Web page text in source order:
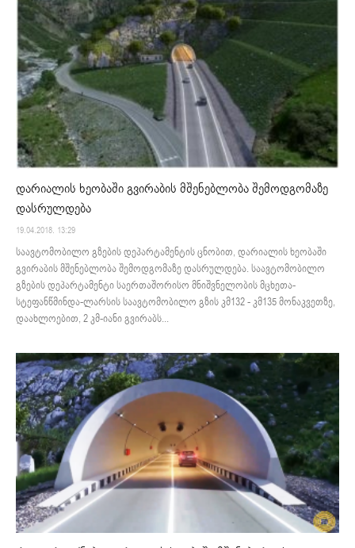
დარიალის ხეობაში გვირაბის მშენებლობა შემოდგომაზე
დასრულდება
19.04.2018. 13:29
საავტომობილო გზების დეპარტამენტის ცნობით, დარიალის ხეობაში
გვირაბის მშენებლობა შემოდგომაზე დასრულდება. საავტომობილო
გზების დეპარტამენტი საერთაშორისო მნიშვნელობის მცხეთა-
სტეფანწმინდა-ლარსის საავტომობილო გზის კმ132 - კმ135 მონაკვეთზე,
დაახლოებით, 2 კმ-იანი გვირაბს...